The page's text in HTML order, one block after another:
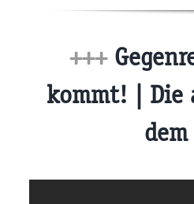
+++
kommt! | Die